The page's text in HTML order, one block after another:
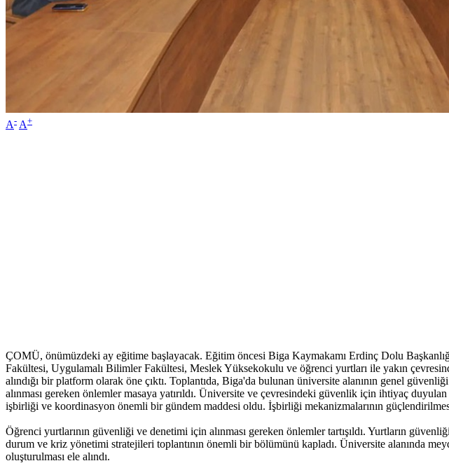
A- A+
ÇOMÜ, önümüzdeki ay eğitime başlayacak. Eğitim öncesi Biga Kaymakamı Erdinç Dolu
Fakültesi, Uygulamalı Bilimler Fakültesi, Meslek Yüksekokulu ve öğrenci yurtları ile yakın
alındığı bir platform olarak öne çıktı. Toplantıda, Biga'da bulunan üniversite alanının genel
alınması gereken önlemler masaya yatırıldı. Üniversite ve çevresindeki güvenlik için ihtiyaç
işbirliği ve koordinasyon önemli bir gündem maddesi oldu. İşbirliği mekanizmalarının
Öğrenci yurtlarının güvenliği ve denetimi için alınması gereken önlemler tartışıldı. Yurtların
durum ve kriz yönetimi stratejileri toplantının önemli bir bölümünü kapladı. Üniversite alanında
oluşturulması ele alındı.